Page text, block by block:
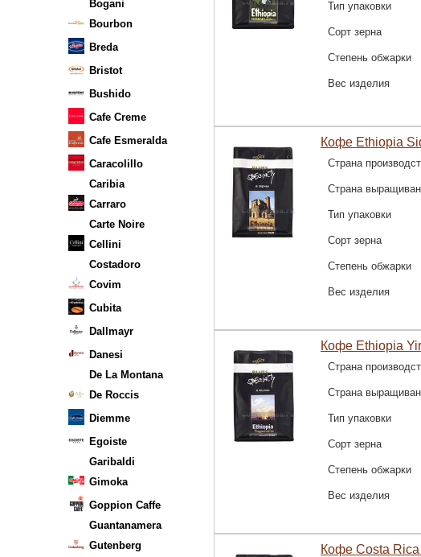
Bogani
Bourbon
Breda
Bristot
Bushido
Cafe Creme
Cafe Esmeralda
Caracolillo
Caribia
Carraro
Carte Noire
Cellini
Costadoro
Covim
Cubita
Dallmayr
Danesi
De La Montana
De Roccis
Diemme
Egoiste
Garibaldi
Gimoka
Goppion Caffe
Guantanamera
Gutenberg
Тип упаковки
Сорт зерна
Степень обжарки
Вес изделия
Кофе Ethiopia
Страна
Страна
Тип упаковки
Сорт зерна
Степень обжарки
Вес изделия
Кофе Ethiopia
Страна
Страна
Тип упаковки
Сорт зерна
Степень обжарки
Вес изделия
Кофе Costa Rica